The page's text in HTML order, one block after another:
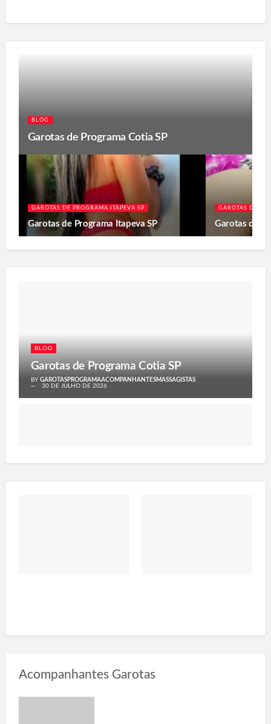
BLOG
Garotas de Programa Cotia SP
GAROTAS DE PROGRAMA ITAPEVA SP
Garotas de Programa Itapeva SP
GAROTAS DE
Garotas de
BLOG
Garotas de Programa Cotia SP
BY GAROTASPROGRAMAACOMPANHANTESMASSAGISTAS
30 DE JULHO DE 2026
Acompanhantes Garotas